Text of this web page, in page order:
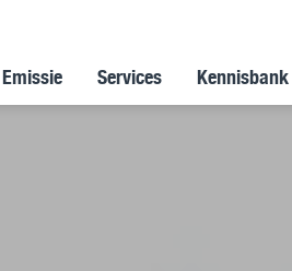
Services Kennisbank